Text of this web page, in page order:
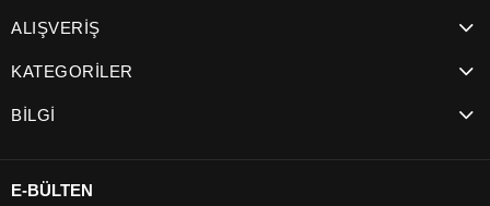
ALIŞVERİŞ
KATEGORİLER
BİLGİ
E-BÜLTEN